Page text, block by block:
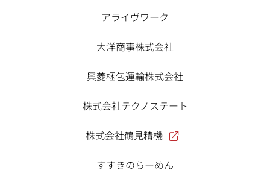
アライヴワーク
大洋商事株式会社
興菱梱包運輸株式会社
株式会社テクノステート
株式会社鶴見精機
すすきのらーめん